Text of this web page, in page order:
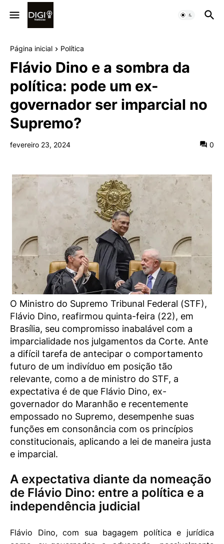
Página inicial Política
Flávio Dino e a sombra da
política: pode um ex-
governador ser imparcial no
Supremo?
fevereiro 23, 2024 0
O Ministro do Supremo Tribunal Federal (STF),
Flávio Dino, reafirmou quinta-feira (22), em
Brasília, seu compromisso inabalável com a
imparcialidade nos julgamentos da Corte. Ante
a difícil tarefa de antecipar o comportamento
futuro de um indivíduo em posição tão
relevante, como a de ministro do STF, a
expectativa é de que Flávio Dino, ex-
governador do Maranhão e recentemente
empossado no Supremo, desempenhe suas
funções em consonância com os princípios
constitucionais, aplicando a lei de maneira justa
e imparcial.
A expectativa diante da nomeação
de Flávio Dino: entre a política e a
independência judicial
Flávio Dino, com sua bagagem política e jurídica